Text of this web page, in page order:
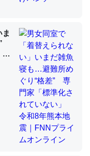
んかった。調べたら
「昆虫はなぜ海にいな
不足してて両方に不
あって面白い。海に
はカルシウムを使わ
違うのか？
”
令